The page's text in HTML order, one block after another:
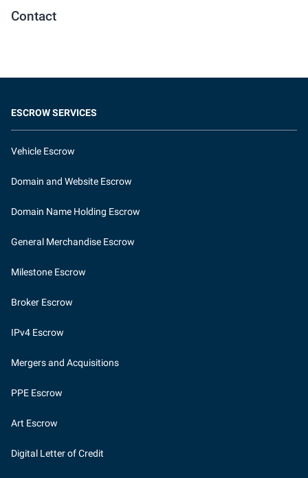
Contact
ESCROW SERVICES
Vehicle Escrow
Domain and Website Escrow
Domain Name Holding Escrow
General Merchandise Escrow
Milestone Escrow
Broker Escrow
IPv4 Escrow
Mergers and Acquisitions
PPE Escrow
Art Escrow
Digital Letter of Credit